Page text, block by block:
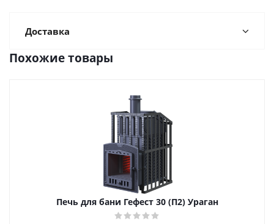
Доставка
Похожие товары
Печь для бани Гефест 30 (П2) Ураган